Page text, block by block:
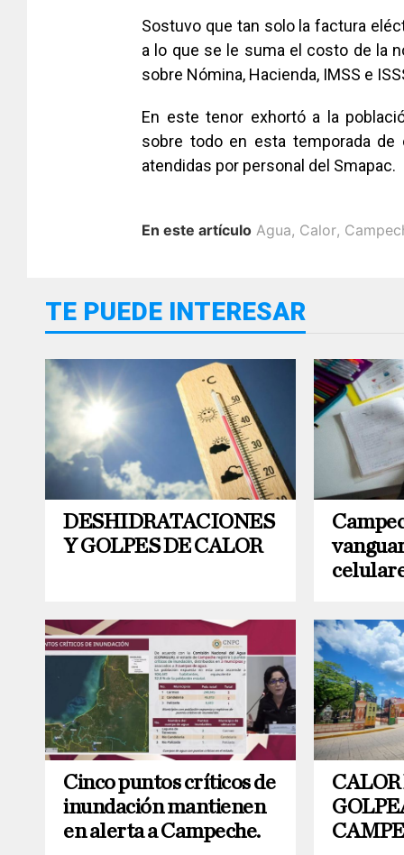
Sostuvo que tan solo la factura
a lo que se le suma el costo de la
sobre Nómina, Hacienda, IMSS e
En este tenor exhortó a la
sobre todo en esta temporada
atendidas por personal del Smapac.
En este artículo Agua, Calor,
TE PUEDE INTERESAR
DESHIDRATACIONES
Y GOLPES DE CALOR
Cinco puntos críticos de
inundación mantienen
en alerta a Campeche.